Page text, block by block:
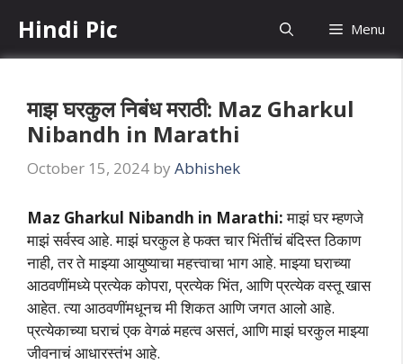
content
Hindi Pic Menu
माझ घरकुल निबंध मराठी: Maz Gharkul
Nibandh in Marathi
October 15, 2024 by Abhishek
Maz Gharkul Nibandh in Marathi:माझं घर म्हणजे
माझं सर्वस्व आहे. माझं घरकुल हे फक्त चार भिंतींचं बंदिस्त ठिकाण
नाही, तर ते माझ्या आयुष्याचा महत्त्वाचा भाग आहे. माझ्या घराच्या
आठवणींमध्ये प्रत्येक कोपरा, प्रत्येक भिंत, आणि प्रत्येक वस्तू खास
आहेत. त्या आठवणींमधूनच मी शिकत आणि जगत आलो आहे.
प्रत्येकाच्या घराचं एक वेगळं महत्व असतं, आणि माझं घरकुल माझ्या
जीवनाचं आधारस्तंभ आहे.